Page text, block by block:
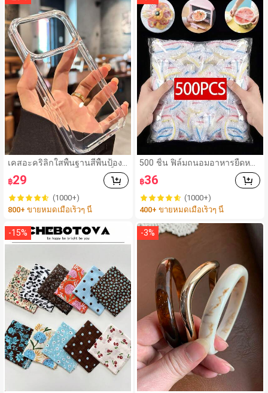
เคสอะคริลิกใสพื้นฐานสีพื้นป้องกั
นหน้าจอ กันกระแทก แบบแข็งใ
ส สำหรับ 17promax/17pro/17/
17 Air/16/16promax/16pro/16
plus/16e/15/14/13 Pro Max/7
g/8g/Se/Se2/Se3/7plus/8plu
pro/12promax/12/12pro/11/1
1pro/11promax/X/Xs/Xr/Xsm
ใบไม้ผลิ
฿29
(1000+)
800+ ขายหมดเมื่อเร็วๆ นี้
500 ชิ้น ฟิล์มถนอมอาหารยืดหยุ่
น - ฝาครอบจานใสยืดหยุ่น, ใช้
ซ้ำได้, หลากหลายฟังก์ชัน, ไม่มีก
ลิ่น, ป้องกันฝุ่น เหมาะสำหรับบ้า
น, ร้านอาหาร, ปิกนิก - เหมาะกับ
ขนาดจานทุกขนาด, สิ่งจำเป็นสำ
ต่ง | ฟิล์มพลาสติกใช้ซ้ำได้, ฟิล์ม
พลาสติกอาหาร, สิ่งจำเป็นในครัว
฿36
(1000+)
400+ ขายหมดเมื่อเร็วๆ นี้
-15% -3%